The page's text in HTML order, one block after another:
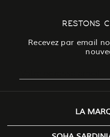
RESTONS
Recevez par email
LA